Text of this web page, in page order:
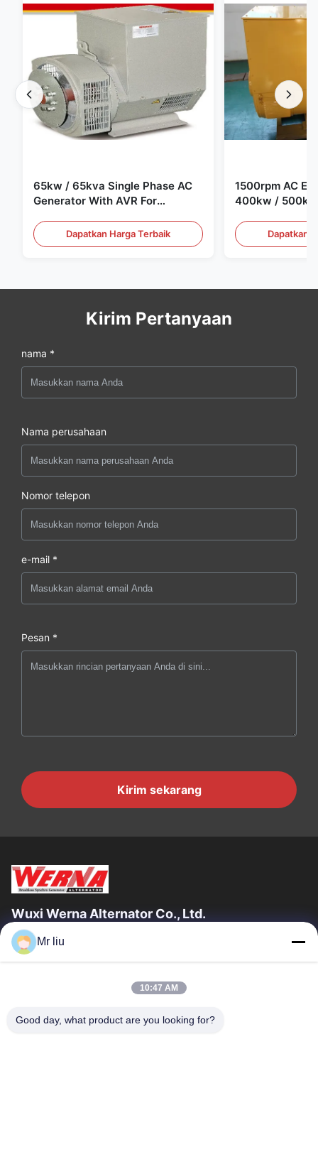
65kw / 65kva Single Phase AC
Generator With AVR For
Dapatkan Harga Terbaik
1500rpm AC
400kw /
Dapatkan
Kirim Pertanyaan
nama *
Nama perusahaan
Nomor telepon
e-mail *
Pesan *
Kirim sekarang
Wuxi Werna Alternator Co., Ltd.
Tautan Cepat
Tentang Kami
Tur Pabrik
Kontrol Kualitas
Mr liu
10:47 AM
Good day, what product are you looking for?